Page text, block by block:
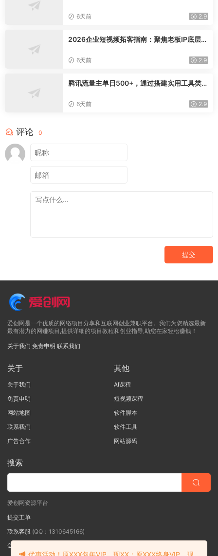
卷实现长效业绩增长
6天前 2.9
2026企业短视频拓客指南：聚焦老板IP底层逻
交完整获客链路
6天前 2.9
腾讯流量主单日500+，通过搭建实用工具类小
6天前 2.9
评论 0
提交
爱创网是一个优质的网络项目分享和互联网创业兼职平台。我们为您精选最新
最有潜力的网赚项目,提供详细的项目教程和创业指导,助您在家轻松赚钱！
关于我们 免责申明 联系我们
关于
关于我们
免责申明
网站地图
联系我们
广告合作
其他
AI课程
短视频课程
软件脚本
软件工具
网站源码
搜索
爱创网资源平台
提交工单
联系客服 (QQ：1310645166)
QQ群
优惠活动！原XXX包年VIP，现XX；原XXX终身VIP，现